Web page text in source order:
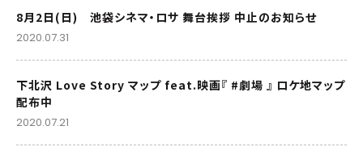
8月2日(日) 池袋シネマ・ロサ 舞台挨拶 中止のお知らせ
2020.07.31
下北沢 Love Story マップ feat.映画『 #劇場 』 ロケ地マップ
配布中
2020.07.21